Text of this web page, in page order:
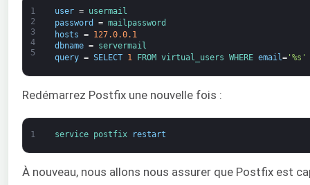
1
2
3
4
5
user =
usermail
password
= mailpassword
hosts =
127.0.0.1
dbname =
servermail
query = SELECT 1 FROM virtual_users WHERE email='%s'
Redémarrez Postfix une nouvelle fois :
1 service postfix restart
À nouveau, nous allons nous assurer que Postfix est